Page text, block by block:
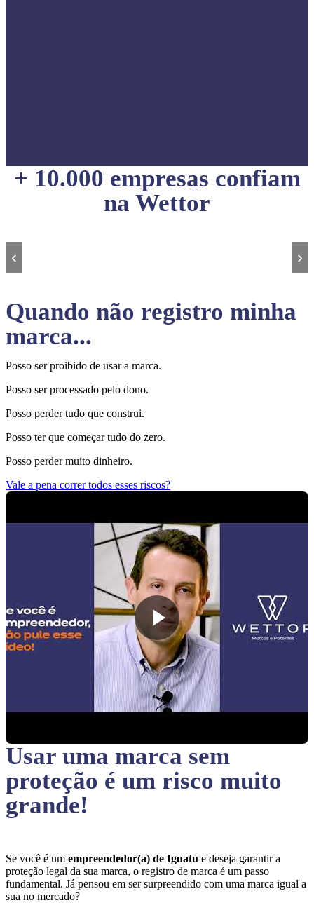
+ 10.000 empresas confiam
na Wettor
‹ ›
Quando não registro minha
marca...
Posso ser proibido de usar a marca.
Posso ser processado pelo dono.
Posso perder tudo que construi.
Posso ter que começar tudo do zero.
Posso perder muito dinheiro.
Vale a pena correr todos esses riscos?
Usar uma marca sem
proteção é um risco muito
grande!
Se você é um empreendedor(a) de Iguatu e deseja garantir a
proteção legal da sua marca, o registro de marca é um passo
fundamental. Já pensou em ser surpreendido com uma marca igual a
sua no mercado?